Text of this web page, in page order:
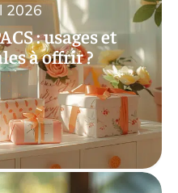
: usages et
à offrir ?
2026